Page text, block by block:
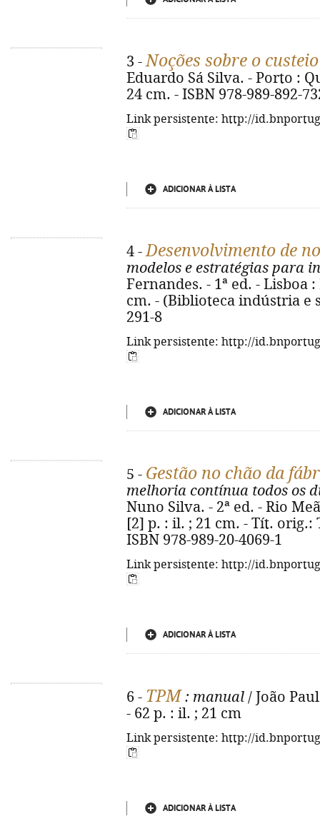
3 -Noções sobre o
Eduardo Sá Silva. - Porto :
24 cm. - ISBN 978-989-892-
Link persistente: http://
ADICIONAR À LISTA
4 -Desenvolvimento de
modelos e estratégias para
Fernandes. - 1ª ed. - Lisboa
cm. - (Biblioteca indústria e
291-8
Link persistente: http://
ADICIONAR À LISTA
5 - Gestão no chão da
melhoria contínua todos os
Nuno Silva. - 2ª ed. - Rio
[2] p. : il. ; 21 cm. - Tít.
ISBN 978-989-20-4069-1
Link persistente: http://
ADICIONAR À LISTA
6 - TPM : manual / João
- 62 p. : il. ; 21 cm
Link persistente: http://
ADICIONAR À LISTA